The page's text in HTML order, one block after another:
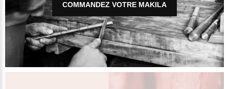
COMMANDEZ VOTRE MAKILA